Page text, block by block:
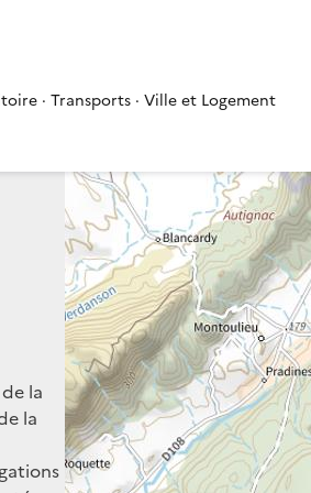
· Transports · Ville et Logement
la
la